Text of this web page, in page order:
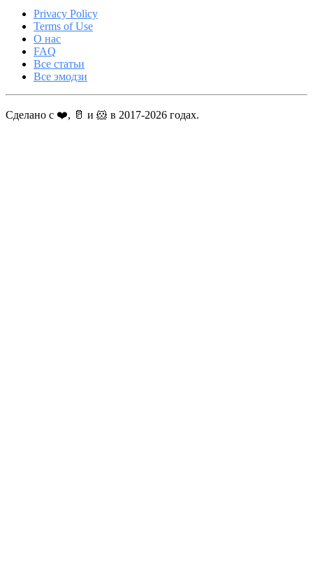
Privacy Policy
Terms of Use
О нас
FAQ
Все статьи
Все эмодзи
Сделано с ❤️, 🥛 и 🐹 в 2017-2026 годах.